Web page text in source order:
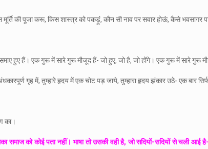
की पूजा करू, किस शास्त्र को पकड़ूं, कौन सी नाव पर सवार होऊं, कैसे भवसागर
हुए हैं। एक गुरू में सारे गुरू मौजूद हैं- जो हुए, जो है, जो होंगे। एक गुरू में सारे गुरू
गृह में, तुम्हारे हृदय में एक चोट पड़ जाये, तुम्हारा हृदय झंकार उठे- एक बार
का।
को कोई पता नहीं। भाषा तो उसकी वही है, जो सदियों-सदियों से चली